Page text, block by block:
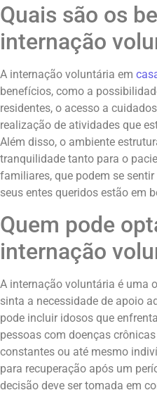
Quais são os
internação
A internação voluntária em
benefícios, como a
residentes, o acesso a
realização de atividades que
Além disso, o ambiente
tranquilidade tanto para o
familiares, que podem se
seus entes queridos estão em
Quem pode
internação
A internação voluntária é uma
sinta a necessidade de apoio
pode incluir idosos que
pessoas com doenças
constantes ou até mesmo
para recuperação após um
decisão deve ser tomada em